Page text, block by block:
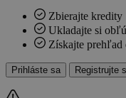
Zbierajte kredity
Ukladajte si
Získajte prehľad
Prihláste sa Registrujte